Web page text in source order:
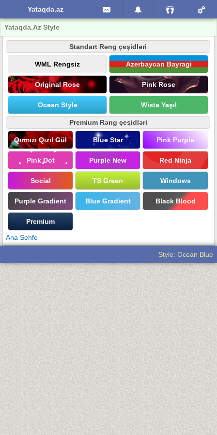
Yataqda.az
Yataqda.Az Style
Standart Rəng çeşidləri
WML Rengsiz Azerbaycan Bayragi
Original Rose Pink Rose
Ocean Style Wista Yaşıl
Premium Rəng çeşidləri
Qırmızı Qızıl Gül Blue Star Pink Purple
Pink Dot Purple New Red Ninja
Social TS Green Windows
Purple Gradient Blue Gradient Black Blood
Premium
Ana Sehfe
Style: Ocean Blue